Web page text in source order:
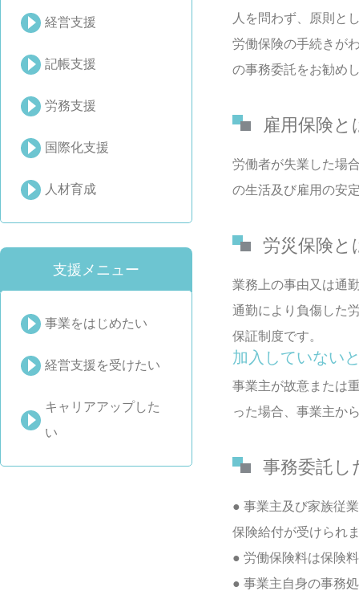
経営支援
記帳支援
労務支援
国際化支援
人材育成
支援メニュー
事業をはじめたい
経営支援を受けたい
キャリアアップした
い
人を問わず、原則と
労働保険の手続きが
の事務委託をお勧め
雇用保険と
労働者が失業した場
の生活及び雇用の安
労災保険と
業務上の事由又は通
通勤により負傷した
保証制度です。
加入していない
事業主が故意または
った場合、事業主か
事務委託し
● 事業主及び家族従
保険給付が受けられ
● 労働保険料は保険
● 事業主自身の事務